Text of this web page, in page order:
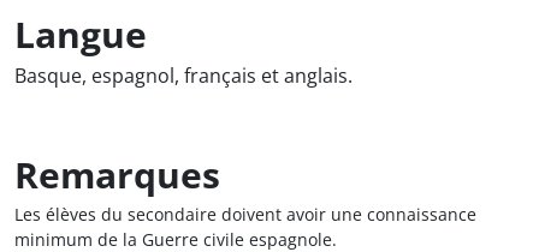
Langue
Basque, espagnol, français et anglais.
Remarques
Les élèves du secondaire doivent avoir une connaissance
minimum de la Guerre civile espagnole.